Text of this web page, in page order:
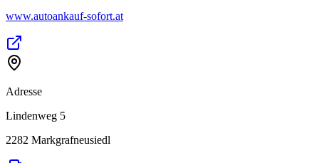
www.autoankauf-sofort.at
Adresse
Lindenweg 5
2282 Markgrafneusiedl